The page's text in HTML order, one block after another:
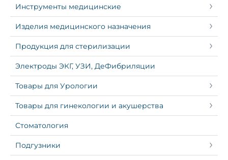
Инструменты медицинские
Изделия медицинского назначения
Продукция для стерилизации
Электроды ЭКГ, УЗИ, ДеФибриляции
Товары для Урологии
Товары для гинекологии и акушерства
Стоматология
Подгузники